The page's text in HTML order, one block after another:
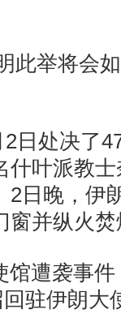
举将会如
处决了
什叶派教
2日晚，伊
窗并纵火